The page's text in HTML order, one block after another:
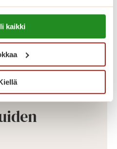
kaikki
kahvila, ravintola,
sekä